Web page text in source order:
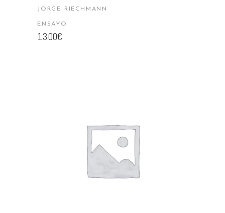
JORGE RIECHMANN
ENSAYO
13.00€
AÑADIR AL CARRITO